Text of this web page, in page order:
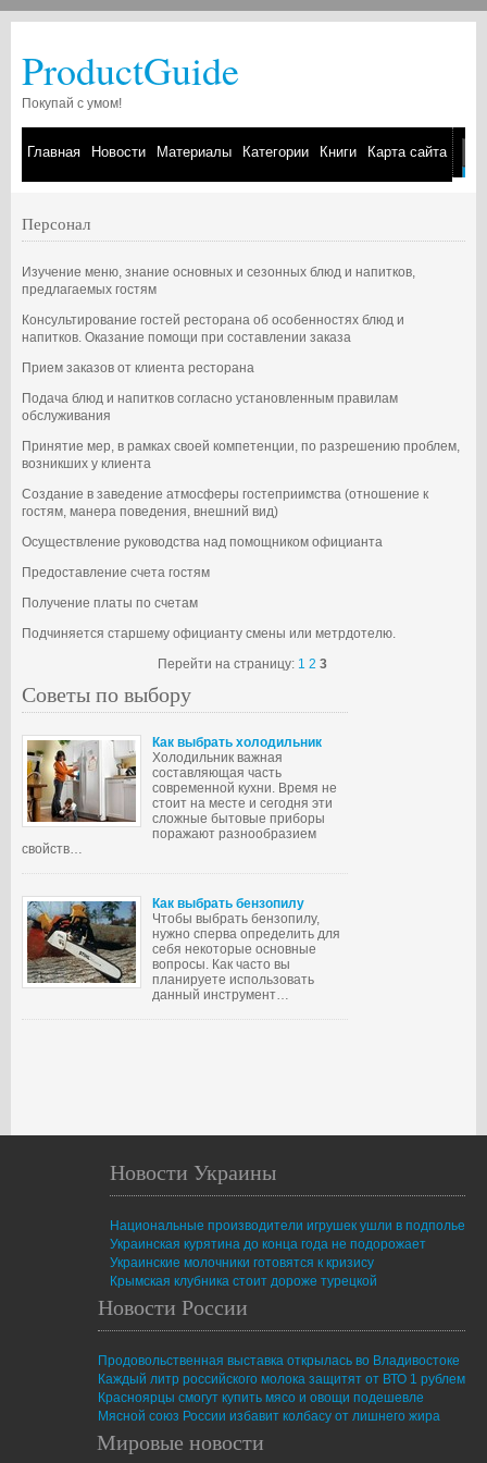
ProductGuide
Покупай с умом!
Главная Новости Материалы Категории Книги Карта сайта
Персонал
Изучение меню, знание основных и сезонных блюд и напитков,
предлагаемых гостям
Консультирование гостей ресторана об особенностях блюд и
напитков. Оказание помощи при составлении заказа
Прием заказов от клиента ресторана
Подача блюд и напитков согласно установленным правилам
обслуживания
Принятие мер, в рамках своей компетенции, по разрешению проблем,
возникших у клиента
Создание в заведение атмосферы гостеприимства (отношение к
гостям, манера поведения, внешний вид)
Осуществление руководства над помощником официанта
Предоставление счета гостям
Получение платы по счетам
Подчиняется старшему официанту смены или метрдотелю.
Перейти на страницу: 1 2 3
Советы по выбору
Как выбрать холодильник
Холодильник важная
составляющая часть
современной кухни. Время не
стоит на месте и сегодня эти
сложные бытовые приборы
поражают разнообразием
свойств…
Как выбрать бензопилу
Чтобы выбрать бензопилу,
нужно сперва определить для
себя некоторые основные
вопросы. Как часто вы
планируете использовать
данный инструмент…
Новости Украины
Национальные производители игрушек ушли в подполье
Украинская курятина до конца года не подорожает
Украинские молочники готовятся к кризису
Крымская клубника стоит дороже турецкой
Новости России
Продовольственная выставка открылась во Владивостоке
Каждый литр российского молока защитят от ВТО 1 рублем
Красноярцы смогут купить мясо и овощи подешевле
Мясной союз России избавит колбасу от лишнего жира
Мировые новости